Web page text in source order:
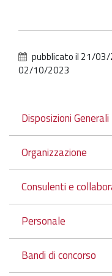
pubblicato il 21/
02/10/2023
Navigazione
Disposizioni Generali
Organizzazione
Consulenti e
Personale
Bandi di concorso